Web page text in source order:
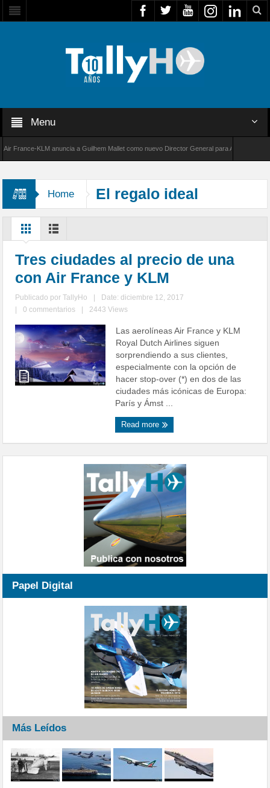
Menu
KLM anuncia a Guilhem Mallet como nuevo Director General para América Latina
Home El regalo ideal
Tres ciudades al precio de una
con Air France y KLM
Publicado porTallyHo
Date: diciembre 12, 2017
0 commentarios 2443 Views
Las aerolíneas Air France y KLM
Royal Dutch Airlines siguen
sorprendiendo a sus clientes,
especialmente con la opción de
hacer stop-over (*) en dos de las
ciudades más icónicas de Europa:
París y Ámst ...
Read more
Papel Digital
Más Leídos